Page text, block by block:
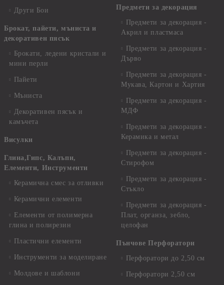
Други Бои
Брокат, пайети, мъниста и
декоративен пясък
Брокати, ледени кристали и
мини перли
Пайети
Мъниста
Декоративен пясък и
камъчета
Висулки
Глина,Гипс, Калъпи,
Елементи, Инструменти
Керамична смес за отливки
Керамични елементи
Елементи от полимерна
глина и полирезин
Пластични елементи
Инструменти за моделиране
Молдове и шаблони
Предмети за декорация
Предмети за декорация -
Акрил и пластмаса
Предмети за декорация -
Дърво
Предмети за декорация -
Мукава, Картон и Хартия
Предмети за декорация -
МДФ
Предмети за декорация -
Керамика и метал
Предмети за декорация -
Стирофом
Предмети за декорация -
Стъкло
Предмети за декорация -
Плат, органза, зебло,
целофан
Пънчове Перфоратори
Перфоратори до 2,50 см
Перфоратори 2,50 см